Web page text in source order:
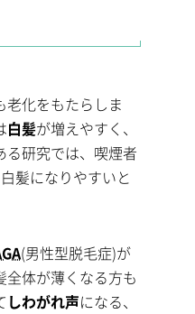
老化をもたらしま
白髪が増えやすく、
研究では、喫煙者
髪になりやすいと
(男性型脱毛症)が
体が薄くなる方も
しわがれ声になる、